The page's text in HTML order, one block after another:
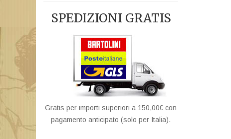
SPEDIZIONI GRATIS
Gratis per importi superiori a 150,00€ con
pagamento anticipato (solo per Italia).